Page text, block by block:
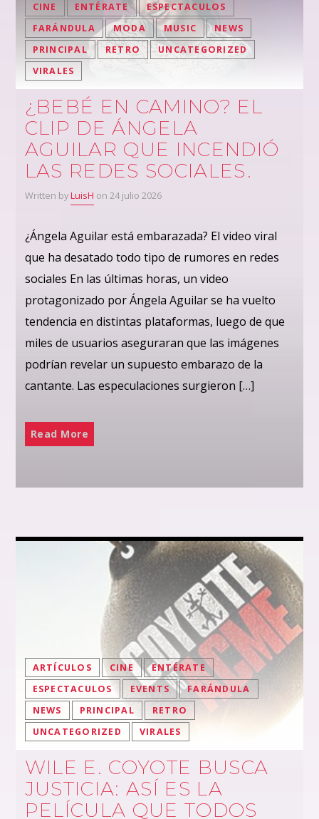
CINE ENTÉRATE
ESPECTACULOS
FARÁNDULA
MODA MUSIC
NEWS
PRINCIPAL
RETRO
UNCATEGORIZED
VIRALES
¿BEBÉ EN CAMINO? EL
CLIP DE ÁNGELA
AGUILAR QUE INCENDIÓ
LAS REDES SOCIALES.
Written byLuisH on 24 julio 2026
¿Ángela Aguilar está embarazada? El video viral
que ha desatado todo tipo de rumores en redes
sociales En las últimas horas, un video
protagonizado por Ángela Aguilar se ha vuelto
tendencia en distintas plataformas, luego de que
miles de usuarios aseguraran que las imágenes
podrían revelar un supuesto embarazo de la
cantante. Las especulaciones surgieron […]
Read More
ARTÍCULOS CINE
ENTÉRATE
ESPECTACULOS
EVENTS
FARÁNDULA
NEWS
PRINCIPAL
RETRO
UNCATEGORIZED
VIRALES
WILE E. COYOTE BUSCA
JUSTICIA: ASÍ ES LA
PELÍCULA QUE TODOS